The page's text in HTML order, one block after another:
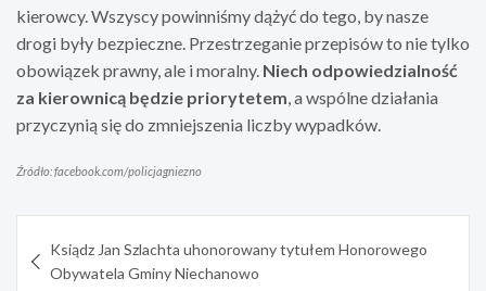
kierowcy. Wszyscy powinniśmy dążyć do tego, by nasze
drogi były bezpieczne. Przestrzeganie przepisów to nie tylko
obowiązek prawny, ale i moralny. Niech odpowiedzialność
za kierownicą będzie priorytetem, a wspólne działania
przyczynią się do zmniejszenia liczby wypadków.
Źródło: facebook.com/policjagniezno
wpisu
Ksiądz Jan Szlachta uhonorowany tytułem Honorowego
Obywatela Gminy Niechanowo